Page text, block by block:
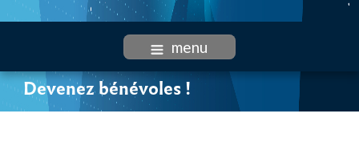
menu
Devenez bénévoles !